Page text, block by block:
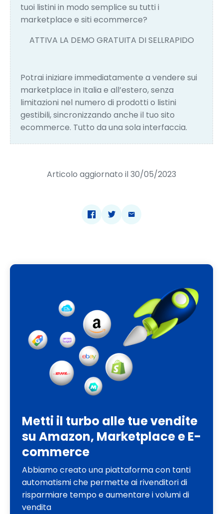
tuoi listini in modo semplice su tutti i
marketplace e siti ecommerce?
ATTIVA LA DEMO GRATUITA DI SELLRAPIDO
Potrai iniziare immediatamente a vendere sui
marketplace in Italia e all’estero, senza
limitazioni nel numero di prodotti o listini
gestibili, sincronizzando anche il tuo sito
ecommerce. Tutto da una sola interfaccia.
Articolo aggiornato il 30/05/2023
Metti il turbo alle tue vendite
su Amazon, Marketplace e E-
commerce
Abbiamo creato una piattaforma con tanti
automatismi che permette ai rivenditori di
risparmiare tempo e aumentare i volumi di
vendita